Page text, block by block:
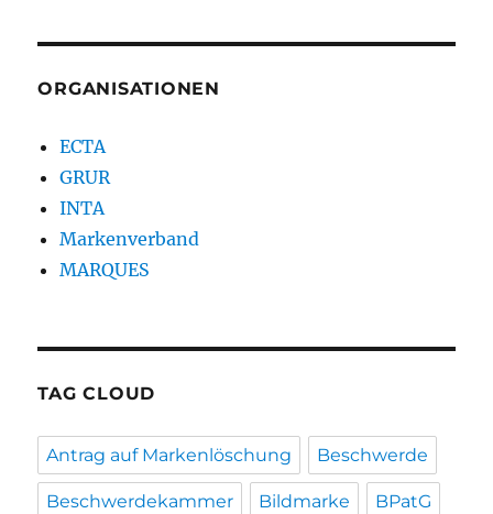
ORGANISATIONEN
ECTA
GRUR
INTA
Markenverband
MARQUES
TAG CLOUD
Antrag auf Markenlöschung Beschwerde
Beschwerdekammer Bildmarke BPatG